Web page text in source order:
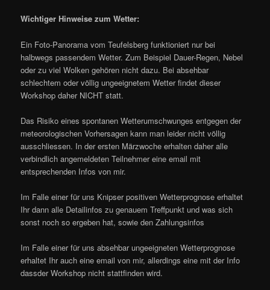
Wichtiger Hinweise zum Wetter:
Ein Foto-Panorama vom Teufelsberg funktioniert nur bei
halbwegs passendem Wetter. Zum Beispiel Dauer-Regen, Nebel
oder zu viel Wolken gehören nicht dazu. Bei absehbar
schlechtem oder völlig ungeeignetem Wetter findet dieser
Workshop daher NICHT statt.
Das Risiko eines spontanen Wetterumschwunges entgegen der
meteorologischen Vorhersagen kann man leider nicht völlig
ausschliessen. In der ersten Märzwoche erhalten daher alle
verbindlich angemeldeten Teilnehmer eine email mit
entsprechenden Infos von mir.
Im Falle einer für uns Knipser positiven Wetterprognose erhaltet
Ihr dann alle Detailinfos zu genauem Treffpunkt und was sich
sonst noch so ergeben hat, sowie den Zahlungsinfos
Im Falle einer für uns absehbar ungeeigneten Wetterprognose
erhaltet Ihr auch eine email von mir, allerdings eine mit der Info
dassder Workshop nicht stattfinden wird.